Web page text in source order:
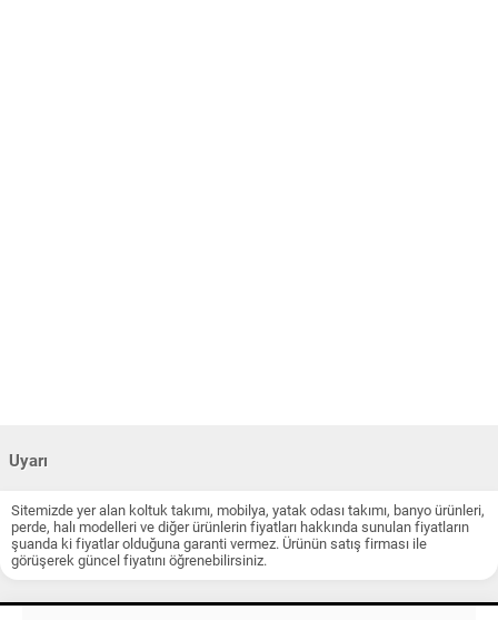
Uyarı
Sitemizde yer alan koltuk takımı, mobilya, yatak odası takımı, banyo ürünleri,
perde, halı modelleri ve diğer ürünlerin fiyatları hakkında sunulan fiyatların
şuanda ki fiyatlar olduğuna garanti vermez. Ürünün satış firması ile
görüşerek güncel fiyatını öğrenebilirsiniz.